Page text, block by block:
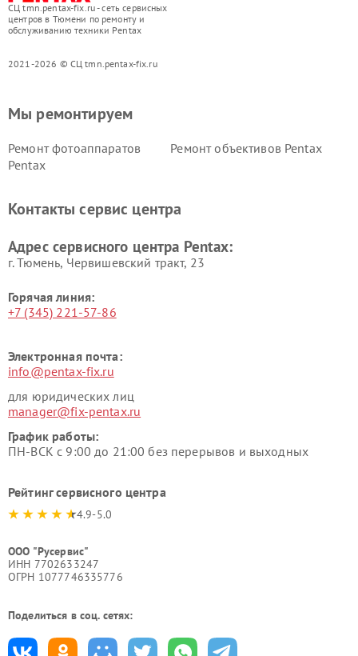
СЦ tmn.pentax-fix.ru - сеть сервисных
центров в Тюмени по ремонту и
обслуживанию техники Pentax
2021-2026 © СЦ tmn.pentax-fix.ru
Мы ремонтируем
Ремонт фотоаппаратов
Pentax
Ремонт объективов Pentax
Контакты сервис центра
Адрес сервисного центра Pentax:
г. Тюмень, ​Червишевский тракт, 23
Горячая линия:
+7 (345) 221-57-86
Электронная почта:
info@pentax-fix.ru
для юридических лиц
manager@fix-pentax.ru
График работы:
ПН-ВСК с 9:00 до 21:00 без перерывов и выходных
Рейтинг сервисного центра
4.9-5.0
ООО "Русервис"
ИНН 7702633247
ОГРН 1077746335776
Поделиться в соц. сетях: